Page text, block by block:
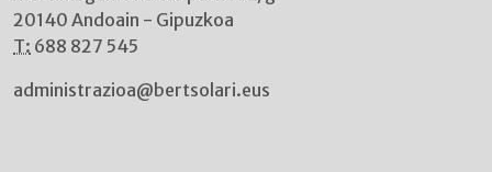
20140 Andoain - Gipuzkoa
T: 688 827 545
administrazioa@bertsolari.eus